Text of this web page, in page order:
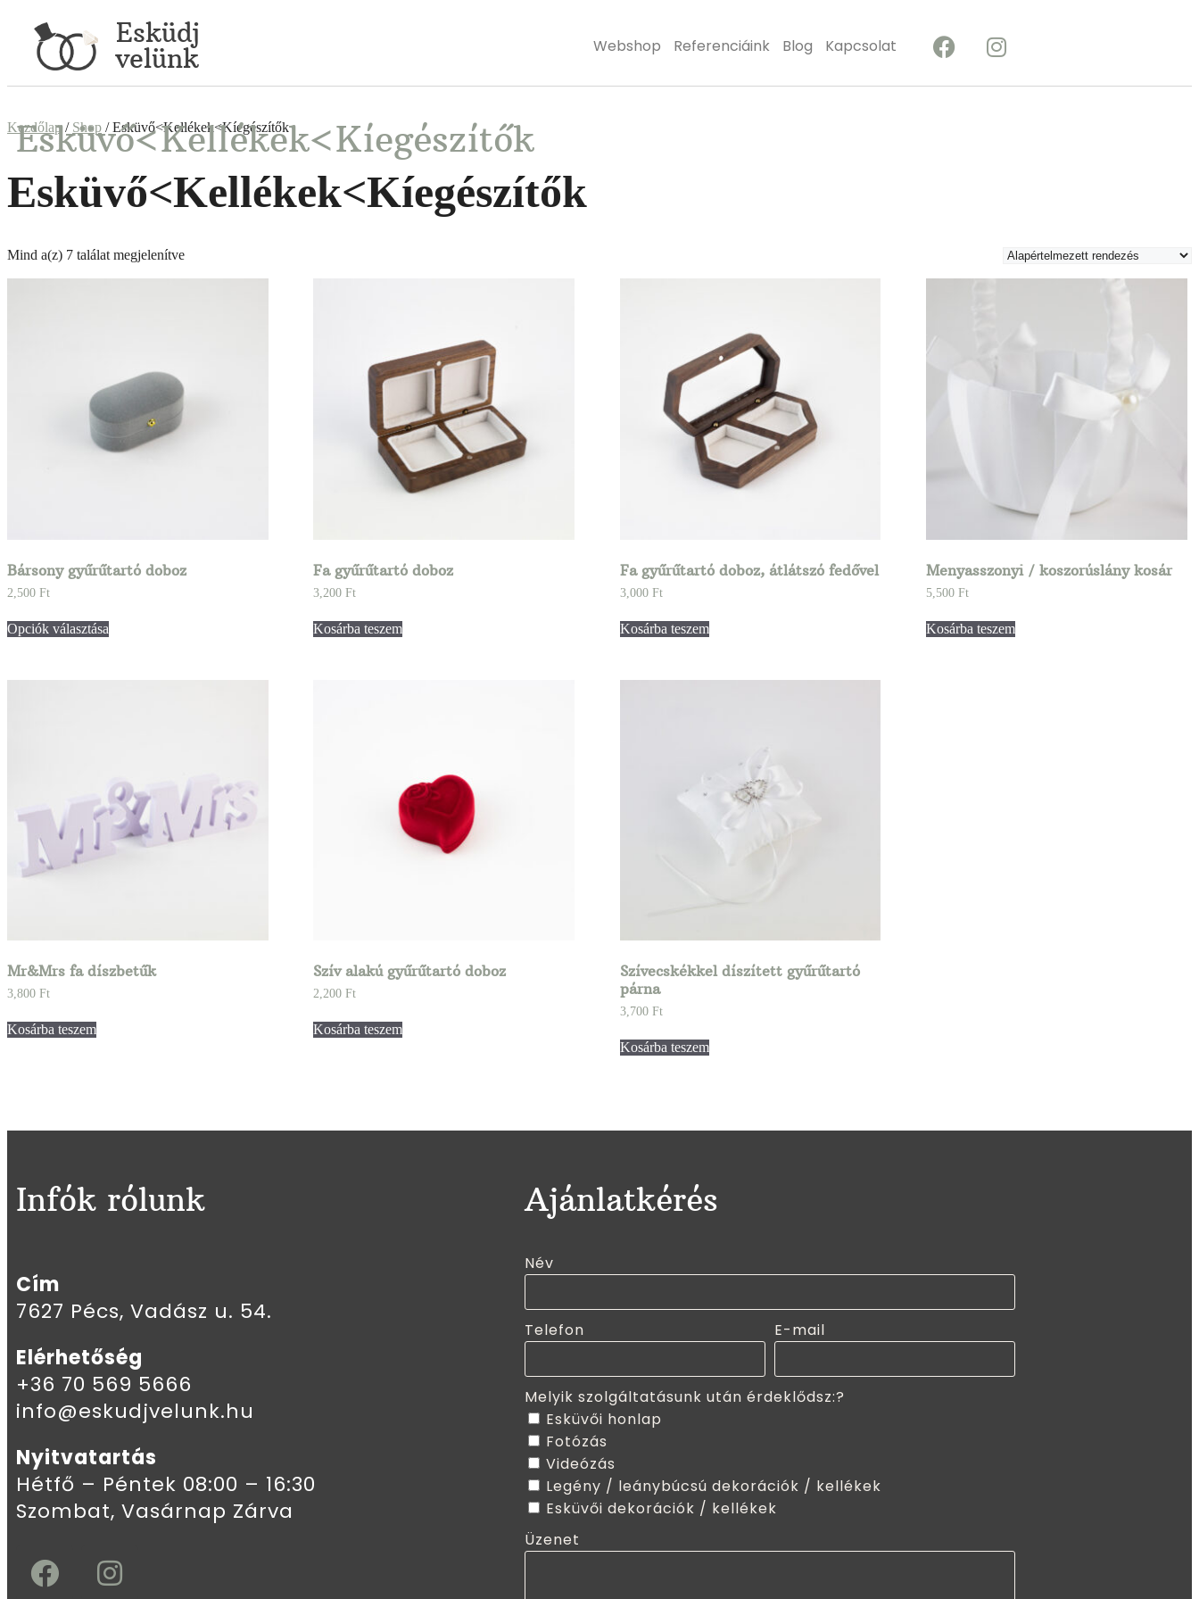
Esküdj
velünk
Webshop Referenciáink Blog Kapcsolat
Esküvő<Kellékek<Kíegészítők
Kezdőlap/ Shop / Esküvő<Kellékek<Kíegészítők
Esküvő<Kellékek<Kíegészítők
Mind a(z) 7 találat megjelenítve
Bársony gyűrűtartó doboz
2,500 Ft
Opciók választása
Fa gyűrűtartó doboz
3,200Ft
Kosárba teszem
Fa gyűrűtartó doboz, átlátszó fedővel
3,000 Ft
Kosárba teszem
Menyasszonyi / koszorúslány kosár
5,500 Ft
Kosárba teszem
Mr&Mrs fa díszbetűk
3,800 Ft
Kosárba teszem
Szív alakú gyűrűtartó doboz
2,200Ft
Kosárba teszem
Szívecskékkel díszített gyűrűtartó
párna
3,700 Ft
Kosárba teszem
Infók rólunk
Cím
7627 Pécs, Vadász u. 54.
Elérhetőség
+36 70 569 5666
info@eskudjvelunk.hu
Nyitvatartás
Hétfő – Péntek 08:00 – 16:30
Szombat, Vasárnap Zárva
Ajánlatkérés
Név
Telefon E-mail
Melyik szolgáltatásunk után érdeklődsz:?
Esküvői honlap
Fotózás
Videózás
Legény / leánybúcsú dekorációk / kellékek
Esküvői dekorációk / kellékek
Üzenet